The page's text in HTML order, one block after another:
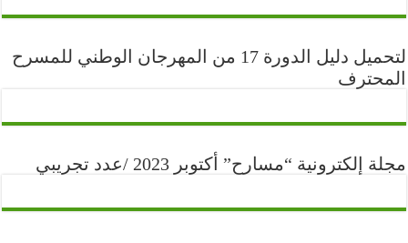
لتحميل دليل الدورة 17 من المهرجان الوطني للمسرح
المحترف
مجلة إلكترونية “مسارح” أكتوبر 2023 /عدد تجريبي